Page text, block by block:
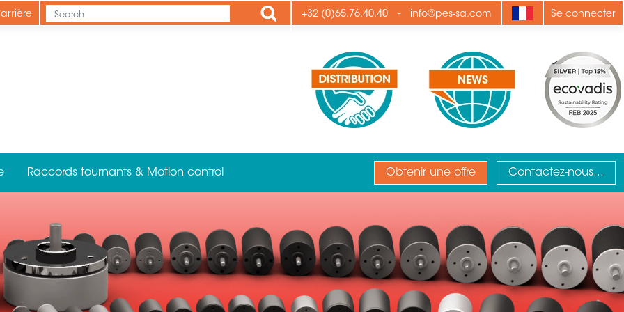
Apply +32 (0)65.76.40.40 - info@pes-sa.com Se connecter
Raccords tournants & Motion control Obtenir une offre Contactez-nous...